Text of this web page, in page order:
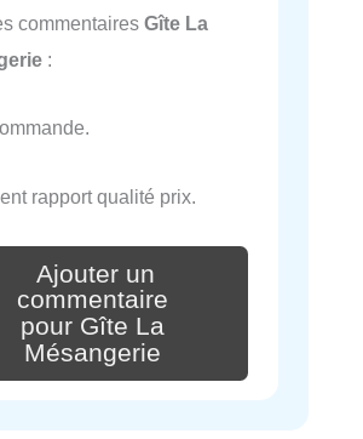
commentaires Gîte La
:
rapport qualité prix.
Ajouter un
commentaire
pour Gîte La
Mésangerie